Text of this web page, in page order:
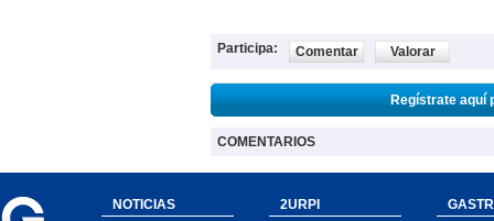
Participa: Comentar Valorar
Regístrate aquí
COMENTARIOS
NOTICIAS
2URPI